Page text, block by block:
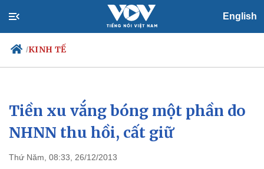
English
/KINH TẾ
Chính trị
Đảng
Tổ chức nhân sự
Nhận diện sự thật
Xã hội
Tin 24h
Dự báo thời tiết
Tiền xu vắng bóng một phần do
NHNN thu hồi, cất giữ
Thứ Năm, 08:33, 26/12/2013